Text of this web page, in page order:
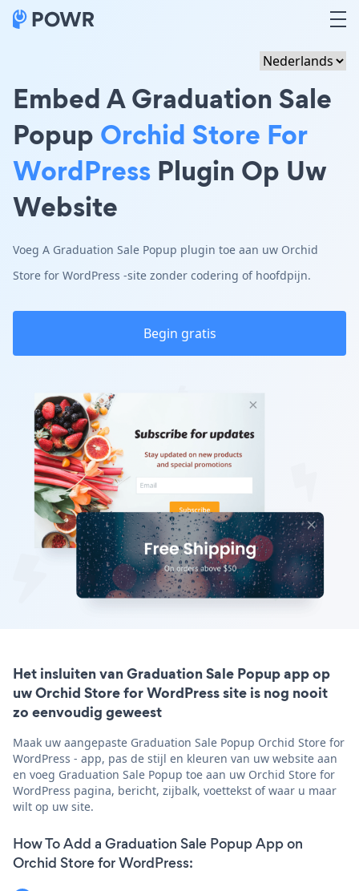
Embed A Graduation Sale
Popup Orchid Store For
WordPress Plugin Op Uw
Website
Voeg A Graduation Sale Popup plugin toe aan uw Orchid
Store for WordPress -site zonder codering of hoofdpijn.
Begin gratis
Het insluiten van Graduation Sale Popup app op
uw Orchid Store for WordPress site is nog nooit
zo eenvoudig geweest
Maak uw aangepaste Graduation Sale Popup Orchid Store for
WordPress - app, pas de stijl en kleuren van uw website aan
en voeg Graduation Sale Popup toe aan uw Orchid Store for
WordPress pagina, bericht, zijbalk, voettekst of waar u maar
wilt op uw site.
How To Add a Graduation Sale Popup App on
Orchid Store for WordPress: